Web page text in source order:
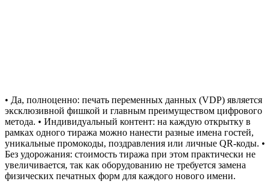
• Да, полноценно: печать переменных данных (VDP) является
эксклюзивной фишкой и главным преимуществом цифрового
метода. • Индивидуальный контент: на каждую открытку в
рамках одного тиража можно нанести разные имена гостей,
уникальные промокоды, поздравления или личные QR-коды. •
Без удорожания: стоимость тиража при этом практически не
увеличивается, так как оборудованию не требуется замена
физических печатных форм для каждого нового имени.